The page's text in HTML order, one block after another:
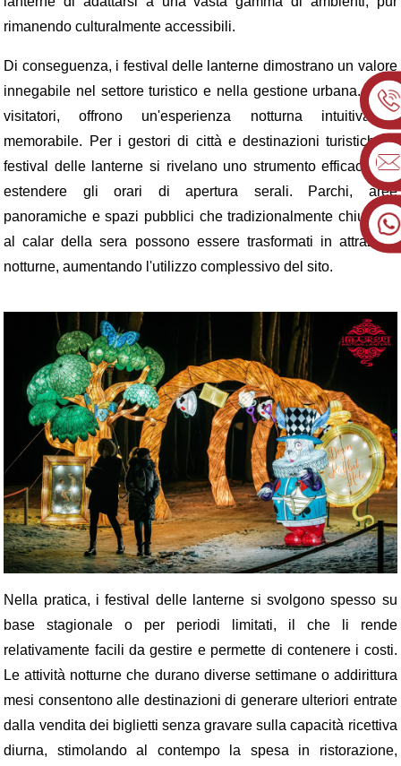
rimanendo culturalmente accessibili.
Di conseguenza, i festival delle lanterne dimostrano un valore
innegabile nel settore turistico e nella gestione urbana. Per i
visitatori, offrono un'esperienza notturna intuitiva e
memorabile. Per i gestori di città e destinazioni turistiche, i
festival delle lanterne si rivelano uno strumento efficace per
estendere gli orari di apertura serali. Parchi, aree
panoramiche e spazi pubblici che tradizionalmente chiudono
al calar della sera possono essere trasformati in attrazioni
notturne, aumentando l'utilizzo complessivo del sito.
Nella pratica, i festival delle lanterne si svolgono spesso su
base stagionale o per periodi limitati, il che li rende
relativamente facili da gestire e permette di contenere i costi.
Le attività notturne che durano diverse settimane o addirittura
mesi consentono alle destinazioni di generare ulteriori entrate
dalla vendita dei biglietti senza gravare sulla capacità ricettiva
diurna, stimolando al contempo la spesa in ristorazione,